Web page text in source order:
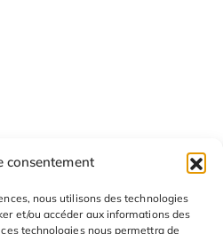
consentement
nous utilisons des technologies
et/ou accéder aux informations des
technologies nous permettra de